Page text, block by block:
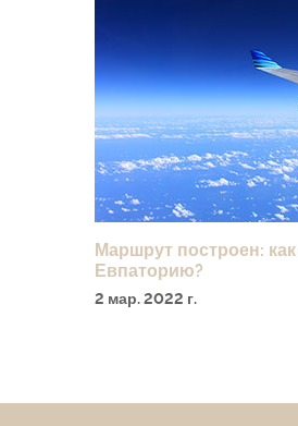
Маршрут построен:
Евпаторию?
2 мар. 2022 г.